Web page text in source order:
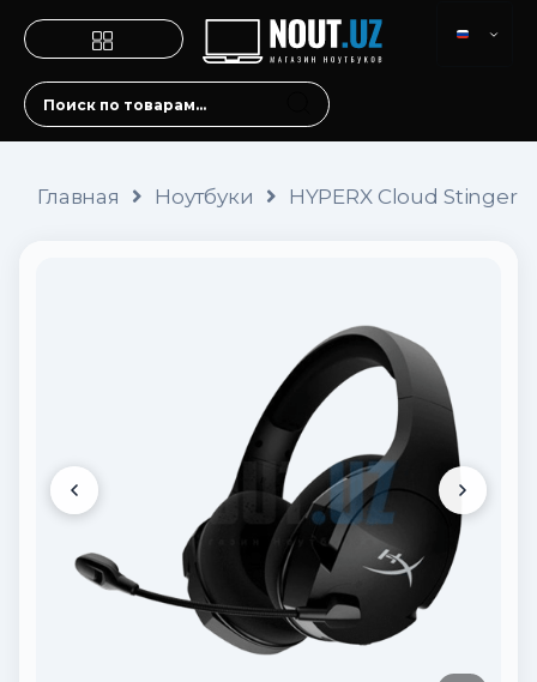
Главная Ноутбуки HYPERX Cloud Stinger